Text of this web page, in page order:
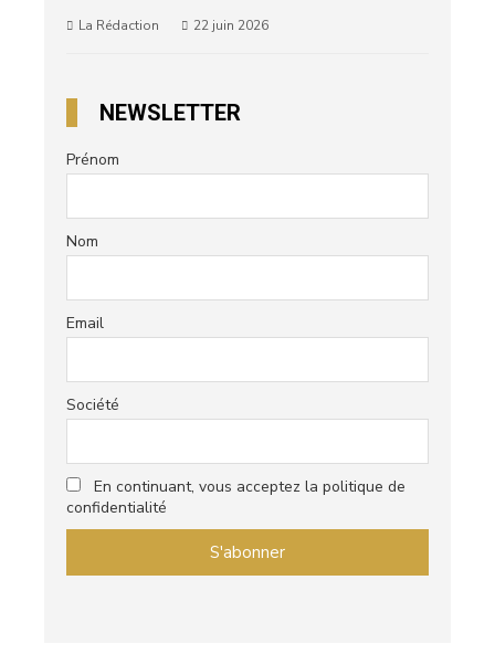
La Rédaction 22 juin 2026
NEWSLETTER
Prénom
Nom
Email
Société
En continuant, vous acceptez la politique de
confidentialité